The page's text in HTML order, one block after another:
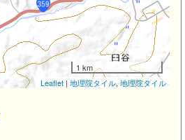
1 km
Leaflet | 地理院タイル,地理院タイル